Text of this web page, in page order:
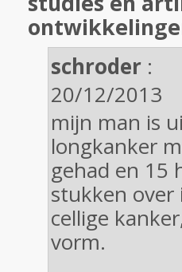
schroder :
20/12/2013
mijn man is
longkanker
gehad en 15
stukken
cellige
vorm.